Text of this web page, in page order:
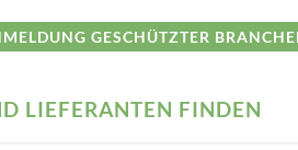
GESCHÜTZTER
LIEFERANTEN FINDEN